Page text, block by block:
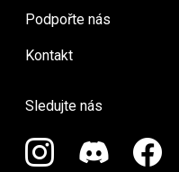
Podpořte nás
Kontakt
Sledujte nás